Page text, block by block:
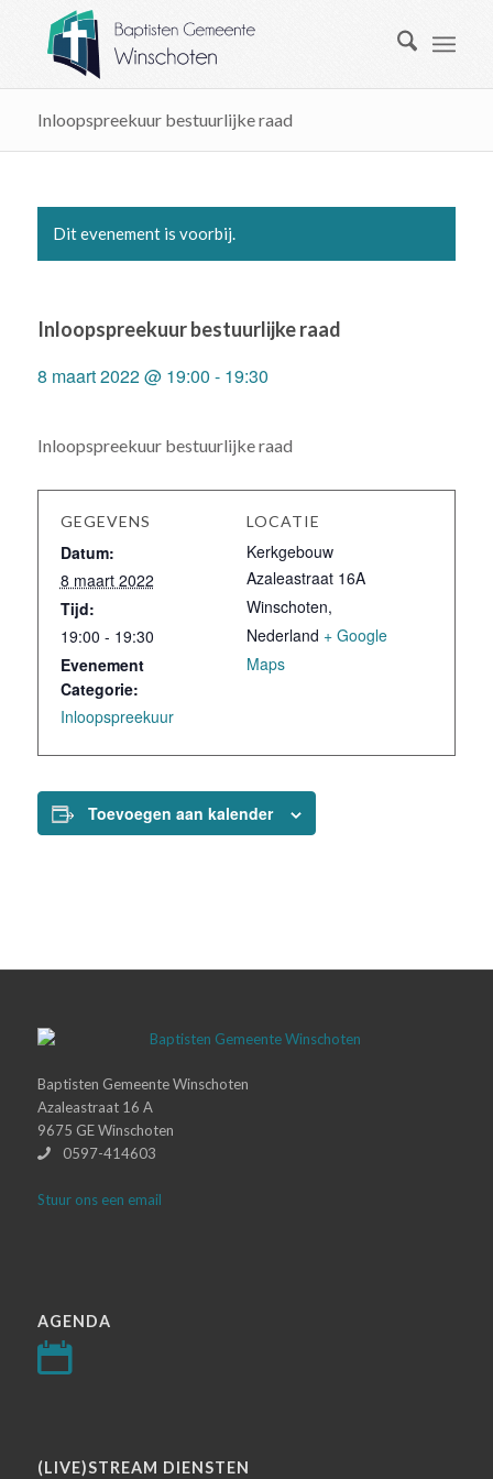
Inloopspreekuur bestuurlijke raad
Dit evenement is voorbij.
Inloopspreekuur bestuurlijke raad
8 maart 2022 @ 19:00 - 19:30
Inloopspreekuur bestuurlijke raad
GEGEVENS
Datum:
8 maart 2022
Tijd:
19:00 - 19:30
Evenement
Categorie:
Inloopspreekuur
LOCATIE
Kerkgebouw
Azaleastraat 16A
Winschoten,
Nederland + Google
Maps
Toevoegen aan kalender
Baptisten Gemeente Winschoten
Azaleastraat 16 A
9675 GE Winschoten
0597-414603
Stuur ons een email
AGENDA
(LIVE)STREAM DIENSTEN